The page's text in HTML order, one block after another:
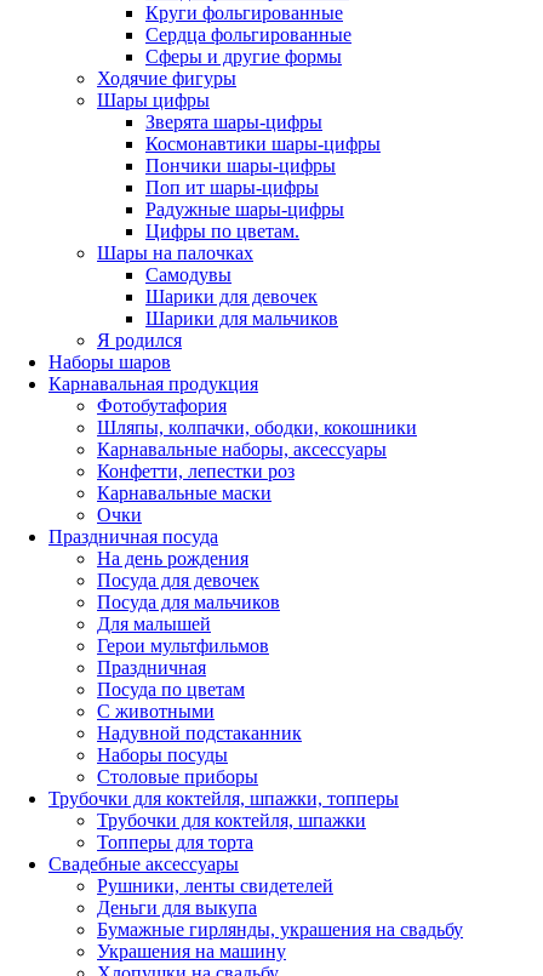
Круги фольгированные
Сердца фольгированные
Сферы и другие формы
Ходячие фигуры
Шары цифры
Зверята шары-цифры
Космонавтики шары-цифры
Пончики шары-цифры
Поп ит шары-цифры
Радужные шары-цифры
Цифры по цветам.
Шары на палочках
Самодувы
Шарики для девочек
Шарики для мальчиков
Я родился
Наборы шаров
Карнавальная продукция
Фотобутафория
Шляпы, колпачки, ободки, кокошники
Карнавальные наборы, аксессуары
Конфетти, лепестки роз
Карнавальные маски
Очки
Праздничная посуда
На день рождения
Посуда для девочек
Посуда для мальчиков
Для малышей
Герои мультфильмов
Праздничная
Посуда по цветам
С животными
Надувной подстаканник
Наборы посуды
Столовые приборы
Трубочки для коктейля, шпажки, топперы
Трубочки для коктейля, шпажки
Топперы для торта
Свадебные аксессуары
Рушники, ленты свидетелей
Деньги для выкупа
Бумажные гирлянды, украшения на свадьбу
Украшения на машину